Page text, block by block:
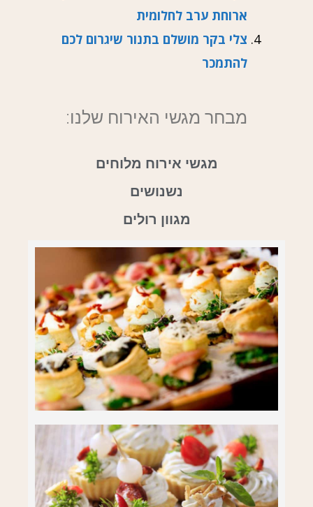
ארוחת ערב לחלומית
צלי בקר מושלם בתנור שיגרום לכם
להתמכר
מבחר מגשי האירוח שלנו:
מגשי אירוח מלוחים
נשנושים
מגוון רולים